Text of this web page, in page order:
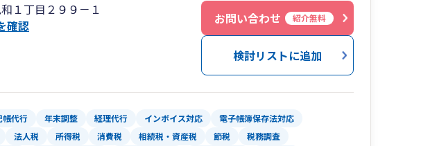
１丁目２９９－１
確認
お問い合わせ 紹介無料
検討リストに追加
帳代行 年末調整 経理代行 インボイス対応
電子帳簿保存法対応
法人税 所得税 消費税 相続税・資産税 節税
税務調査